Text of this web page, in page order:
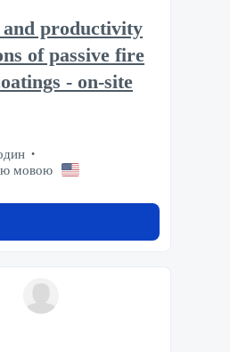
productivity
of passive fire
- on-site
мовою